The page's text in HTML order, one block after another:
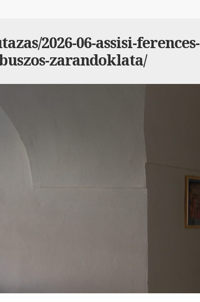
2026-06-assisi-ferences-
zarandoklata/